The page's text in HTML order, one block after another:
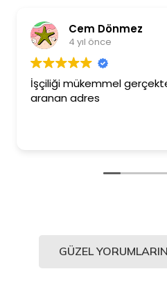
Cem Dönmez
4 yıl önce
İşçiliği mükemmel
aranan adres
GÜZEL